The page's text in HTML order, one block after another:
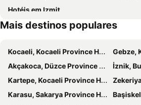
Hotéis em Izmit
Mais destinos populares
Kocaeli, Kocaeli Province Hotéis
Gebze,
Akçakoca, Düzce Province Hotéis
İznik,
Kartepe, Kocaeli Province Hotéis
Karasu, Sakarya Province Hotéis